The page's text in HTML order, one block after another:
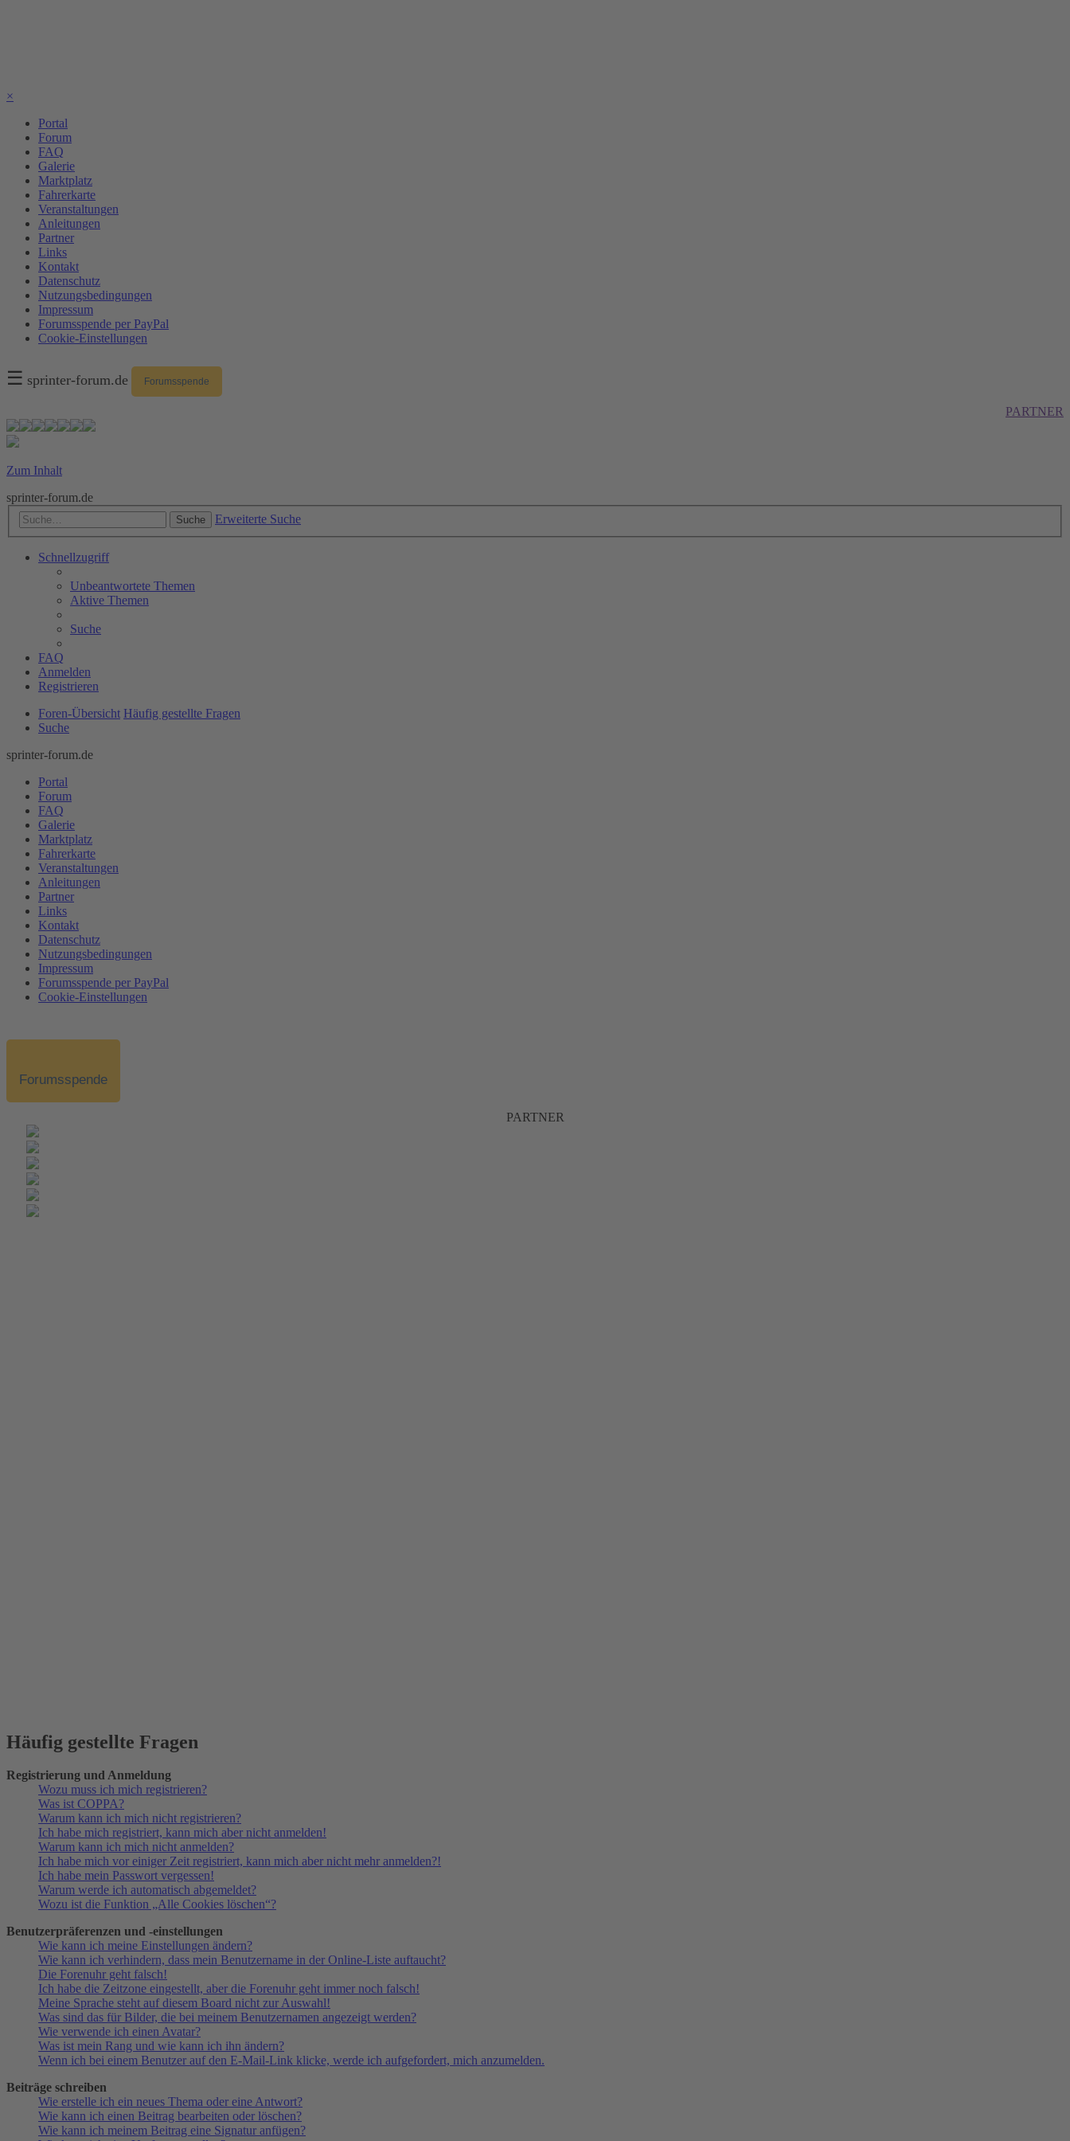
×
Portal
Forum
FAQ
Galerie
Marktplatz
Fahrerkarte
Veranstaltungen
Anleitungen
Partner
Links
Kontakt
Datenschutz
Nutzungsbedingungen
Impressum
Forumsspende per PayPal
Cookie-Einstellungen
☰ sprinter-forum.de Forumsspende
PARTNER
Zum Inhalt
sprinter-forum.de
Suche Erweiterte Suche
Schnellzugriff
Unbeantwortete Themen
Aktive Themen
Suche
FAQ
Anmelden
Registrieren
Foren-Übersicht Häufig gestellte Fragen
Suche
sprinter-forum.de
Portal
Forum
FAQ
Galerie
Marktplatz
Fahrerkarte
Veranstaltungen
Anleitungen
Partner
Links
Kontakt
Datenschutz
Nutzungsbedingungen
Impressum
Forumsspende per PayPal
Cookie-Einstellungen
Forumsspende
PARTNER
Häufig gestellte Fragen
Registrierung und Anmeldung
Wozu muss ich mich registrieren?
Was ist COPPA?
Warum kann ich mich nicht registrieren?
Ich habe mich registriert, kann mich aber nicht anmelden!
Warum kann ich mich nicht anmelden?
Ich habe mich vor einiger Zeit registriert, kann mich aber nicht mehr anmelden?!
Ich habe mein Passwort vergessen!
Warum werde ich automatisch abgemeldet?
Wozu ist die Funktion „Alle Cookies löschen“?
Benutzerpräferenzen und -einstellungen
Wie kann ich meine Einstellungen ändern?
Wie kann ich verhindern, dass mein Benutzername in der Online-Liste auftaucht?
Die Forenuhr geht falsch!
Ich habe die Zeitzone eingestellt, aber die Forenuhr geht immer noch falsch!
Meine Sprache steht auf diesem Board nicht zur Auswahl!
Was sind das für Bilder, die bei meinem Benutzernamen angezeigt werden?
Wie verwende ich einen Avatar?
Was ist mein Rang und wie kann ich ihn ändern?
Wenn ich bei einem Benutzer auf den E-Mail-Link klicke, werde ich aufgefordert, mich anzumelden.
Beiträge schreiben
Wie erstelle ich ein neues Thema oder eine Antwort?
Wie kann ich einen Beitrag bearbeiten oder löschen?
Wie kann ich meinem Beitrag eine Signatur anfügen?